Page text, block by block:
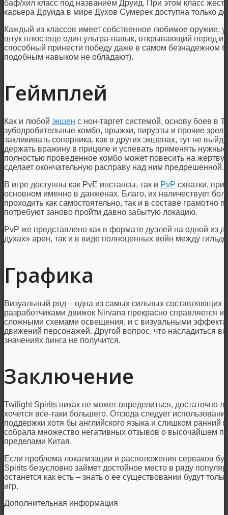
баф/хил класс под названием Друид. При этом класс
карьера Друида в мире Духов Сумерек доступна только
Каждый из классов имеет собственное любимое оружие,
штук плюс еще один ультра-навык, открывающий перед
способный принести победу даже в самом безнадежном
подобным навыком не обладают).
Геймплей
Как и любой экшен с нон-таргет системой, основу боев в
зубодробительные комбо, прыжки, пируэты и прочие
закликивать соперника, как в других экшенах, тут не
держать вражину в прицеле и успевать применять
полностью проведенное комбо может повесить на
сделает окончательную расправу над ним предрешенной.
В игре доступны как PvE инстансы, так и PvP схватки,
основном именно в данженах. Благо, их наличествует
проходить как самостоятельно, так и в составе грамотно
потребуют заново пройти давно забытую локацию.
PvP же представлено как в формате дуэлей на одной из
духах» арен, так и в виде полноценных войн между
Графика
Визуальный ряд – одна из самых сильных составляющих
разработчиками движок Nirvana прекрасно справляется
сложными схемами освещения, и с визуальными
движений персонажей. Другой вопрос, что насладиться
значениях пинга не получится.
Заключение
Twilight Spirits никак не может определиться, достаточно
хочется все-таки большего. Отсюда следует
поддержки хотя бы английского языка и слишком ранний
собрала множество негативных отзывов о высочайшем
пределами Китая.
Если проблема локализации и расположения серваков
Spirits безусловно займет достойное место в ряду
останется как есть – знать о ее существовании будут
игр.
Дополнительная информация